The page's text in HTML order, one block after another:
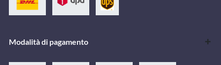
Modalità di pagamento